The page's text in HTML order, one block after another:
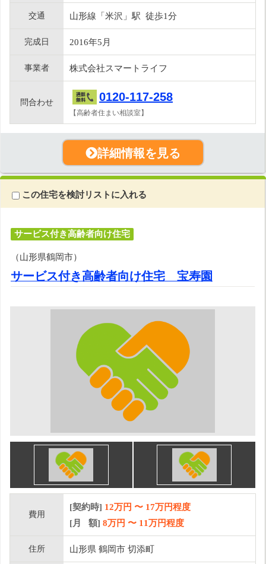
交通 山形線「米沢」駅 徒歩1分
完成日 2016年5月
事業者 株式会社スマートライフ
問合わせ 0120-117-258
【高齢者住まい相談室】
詳細情報を見る
この住宅を検討リストに入れる
サービス付き高齢者向け住宅
（山形県鶴岡市）
サービス付き高齢者向け住宅 宝寿園
費用
[契約時] 12万円 〜 17万円程度
[月 額] 8万円 〜 11万円程度
住所 山形県 鶴岡市 切添町